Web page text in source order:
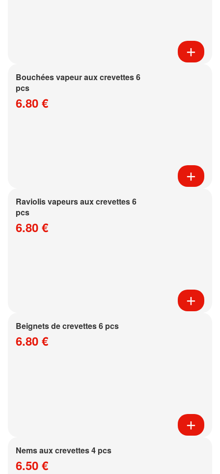
Bouchées vapeur aux crevettes 6
pcs
6.80 €
Raviolis vapeurs aux crevettes 6
pcs
6.80 €
Beignets de crevettes 6 pcs
6.80 €
Nems aux crevettes 4 pcs
6.50 €